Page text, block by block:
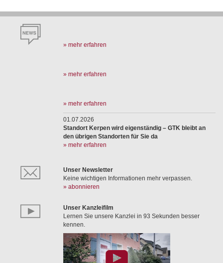
» mehr erfahren
» mehr erfahren
» mehr erfahren
01.07.2026
Standort Kerpen wird eigenständig – GTK bleibt an
den übrigen Standorten für Sie da
» mehr erfahren
Unser Newsletter
Keine wichtigen Informationen mehr verpassen.
» abonnieren
Unser Kanzleifilm
Lernen Sie unsere Kanzlei in 93 Sekunden besser
kennen.